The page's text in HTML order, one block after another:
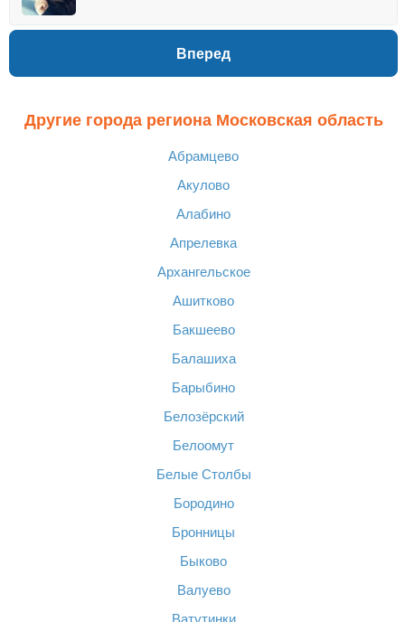
Вперед
Другие города региона Московская область
Абрамцево
Акулово
Алабино
Апрелевка
Архангельское
Ашитково
Бакшеево
Балашиха
Барыбино
Белозёрский
Белоомут
Белые Столбы
Бородино
Бронницы
Быково
Валуево
Ватутинки